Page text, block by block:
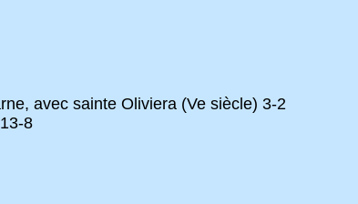
avec sainte Oliviera (Ve siècle) 3-2
8